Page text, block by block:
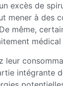
excès de
mener à des
même,
médical
leur
intégrante